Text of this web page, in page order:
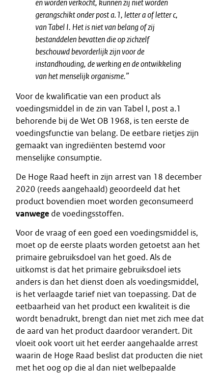
en worden verkocht, kunnen zij niet worden
gerangschikt onder post a.1, letter a of letter c,
van Tabel I. Het is niet van belang of zij
bestanddelen bevatten die op zichzelf
beschouwd bevorderlijk zijn voor de
instandhouding, de werking en de ontwikkeling
van het menselijk organisme.”
Voor de kwalificatie van een product als
voedingsmiddel in de zin van Tabel I, post a.1
behorende bij de Wet OB 1968, is ten eerste de
voedingsfunctie van belang. De eetbare rietjes zijn
gemaakt van ingrediënten bestemd voor
menselijke consumptie.
De Hoge Raad heeft in zijn arrest van 18 december
2020 (reeds aangehaald) geoordeeld dat het
product bovendien moet worden geconsumeerd
vanwege de voedingsstoffen.
Voor de vraag of een goed een voedingsmiddel is,
moet op de eerste plaats worden getoetst aan het
primaire gebruiksdoel van het goed. Als de
uitkomst is dat het primaire gebruiksdoel iets
anders is dan het dienst doen als voedingsmiddel,
is het verlaagde tarief niet van toepassing. Dat de
eetbaarheid van het product een kwaliteit is die
wordt benadrukt, brengt dan niet met zich mee dat
de aard van het product daardoor verandert. Dit
vloeit ook voort uit het eerder aangehaalde arrest
waarin de Hoge Raad beslist dat producten die niet
met het oog op die al dan niet welbepaalde